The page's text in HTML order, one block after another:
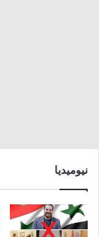
نيوميديا